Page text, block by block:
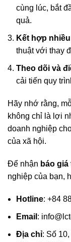
cùng lúc, bắt
quả.
Kết hợp
thuật với thay
Theo dõi và
cải tiến quy
Hãy nhớ rằng,
không chỉ là lợi
doanh nghiệp
của xã hội.
Để nhận báo
nghiệp của bạn,
Hotline: +84
Email :
Địa chỉ: Số